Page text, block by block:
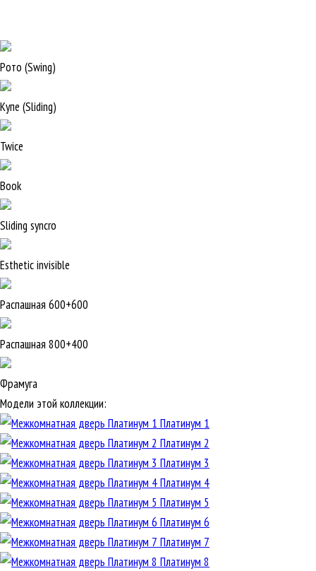
Рото (Swing)
Купе (Sliding)
Twice
Book
Sliding syncro
Esthetic invisible
Распашная 600+600
Распашная 800+400
Фрамуга
Модели этой коллекции:
Платинум 1
Платинум 2
Платинум 3
Платинум 4
Платинум 5
Платинум 6
Платинум 7
Платинум 8